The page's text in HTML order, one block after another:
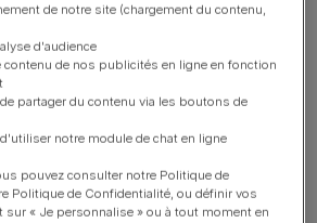
1,5kg
microbiome intestinal.
mélange de Cabillaud et Truite
de notre site (chargement du contenu,
d'audience
contenu de nos publicités en ligne en fonction
partager du contenu via les boutons de
notre module de chat en ligne
pouvez consulter notre Politique de
Politique de Confidentialité, ou définir vos
sur « Je personnalise » ou à tout moment en